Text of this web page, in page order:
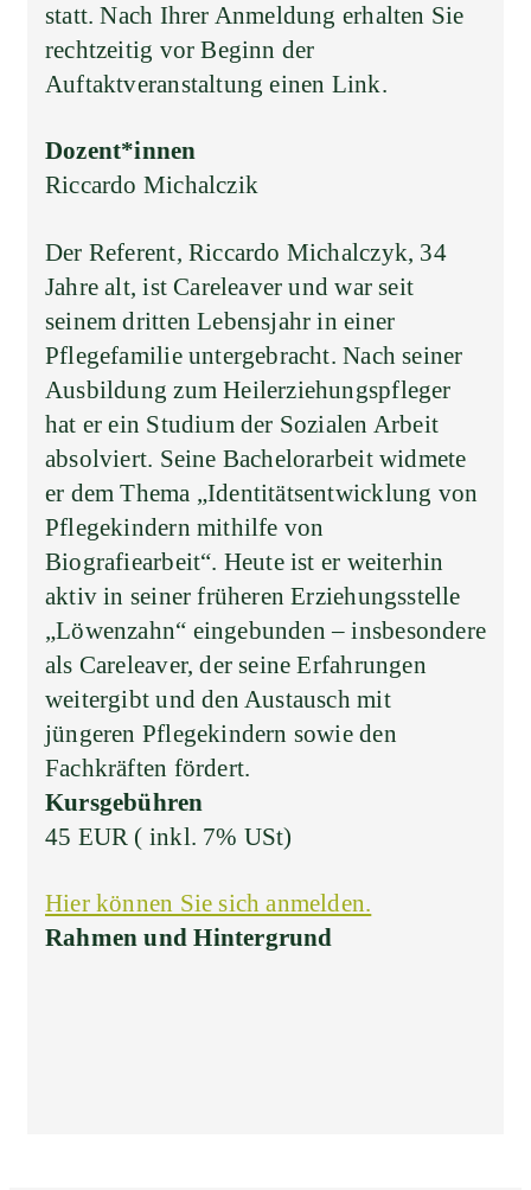
statt. Nach Ihrer Anmeldung erhalten Sie
rechtzeitig vor Beginn der
Auftaktveranstaltung einen Link.
Dozent*innen
Riccardo Michalczik
Der Referent, Riccardo Michalczyk, 34
Jahre alt, ist Careleaver und war seit
seinem dritten Lebensjahr in einer
Pflegefamilie untergebracht. Nach seiner
Ausbildung zum Heilerziehungspfleger
hat er ein Studium der Sozialen Arbeit
absolviert. Seine Bachelorarbeit widmete
er dem Thema „Identitätsentwicklung von
Pflegekindern mithilfe von
Biografiearbeit“. Heute ist er weiterhin
aktiv in seiner früheren Erziehungsstelle
„Löwenzahn“ eingebunden – insbesondere
als Careleaver, der seine Erfahrungen
weitergibt und den Austausch mit
jüngeren Pflegekindern sowie den
Fachkräften fördert.
Kursgebühren
45 EUR ( inkl. 7% USt)
Hier können Sie sich anmelden.
Rahmen und Hintergrund